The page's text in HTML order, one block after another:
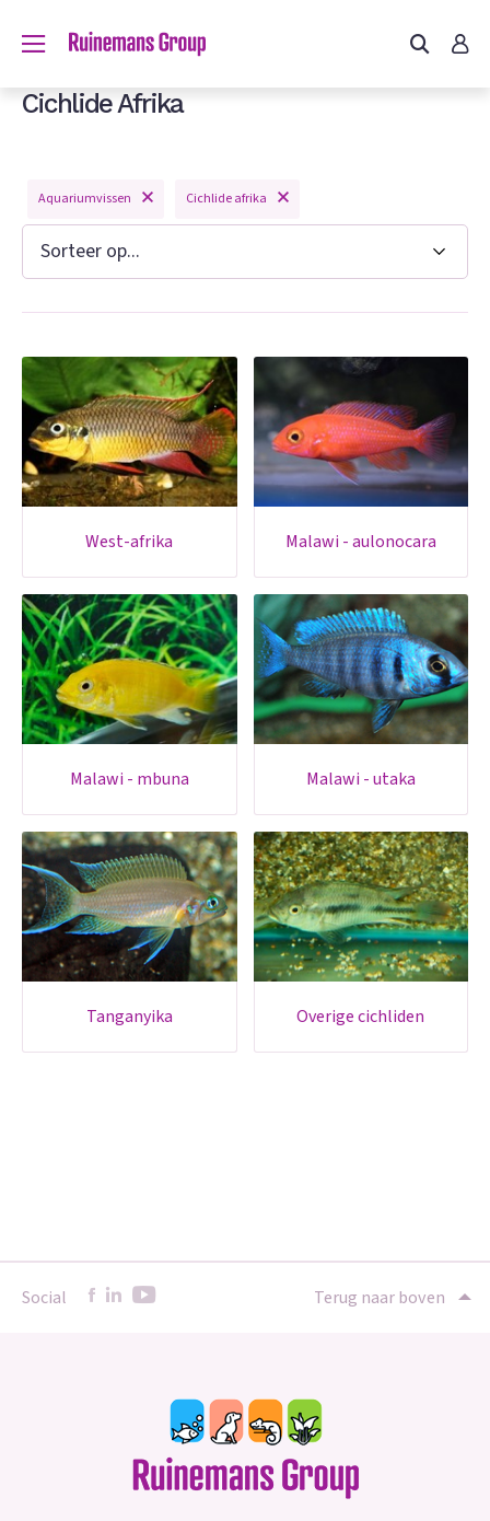
Cichlide Afrika
Aquariumvissen Cichlide afrika
west-afrika malawi - aulonocara
malawi - mbuna malawi - utaka
tanganyika overige cichliden
Social Terug naar boven